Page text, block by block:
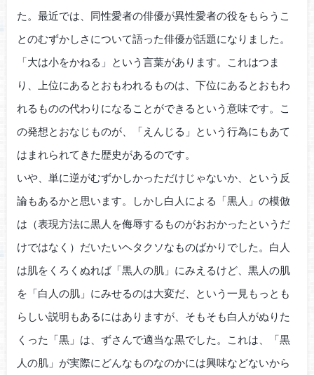
た。最近では、同性愛者の俳優が異性愛者の役をもらうこ
とのむずかしさについて語った俳優が話題になりました。
「大は小をかねる」という言葉があります。これはつま
り、上位にあるとおもわれるものは、下位にあるとおもわ
れるものの代わりになることができるという意味です。こ
の発想とおなじものが、「えんじる」という行為にもあて
はまれられてきた歴史があるのです。
いや、単に逆がむずかしかっただけじゃないか、という反
論もあるかと思います。しかし白人による「黒人」の模倣
は（表現方法に黒人を侮辱するものがおおかったというだ
けではなく）だいたいヘタクソなものばかりでした。白人
は肌をくろくぬれば「黒人の肌」にみえるけど、黒人の肌
を「白人の肌」にみせるのは大変だ、という一見もっとも
らしい説明もあるにはありますが、そもそも白人がぬりた
くった「黒」は、ずさんで適当な黒でした。これは、「黒
人の肌」が実際にどんなものなのかには興味などないから